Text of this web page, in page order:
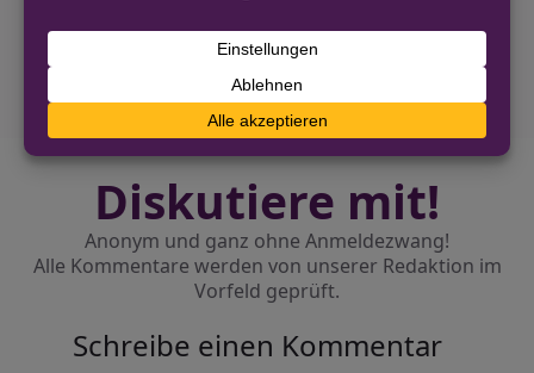
Oestinghausen
Diskutiere mit!
Anonym und ganz ohne Anmeldezwang!
Alle Kommentare werden von unserer Redaktion im
Vorfeld geprüft.
Schreibe einen Kommentar